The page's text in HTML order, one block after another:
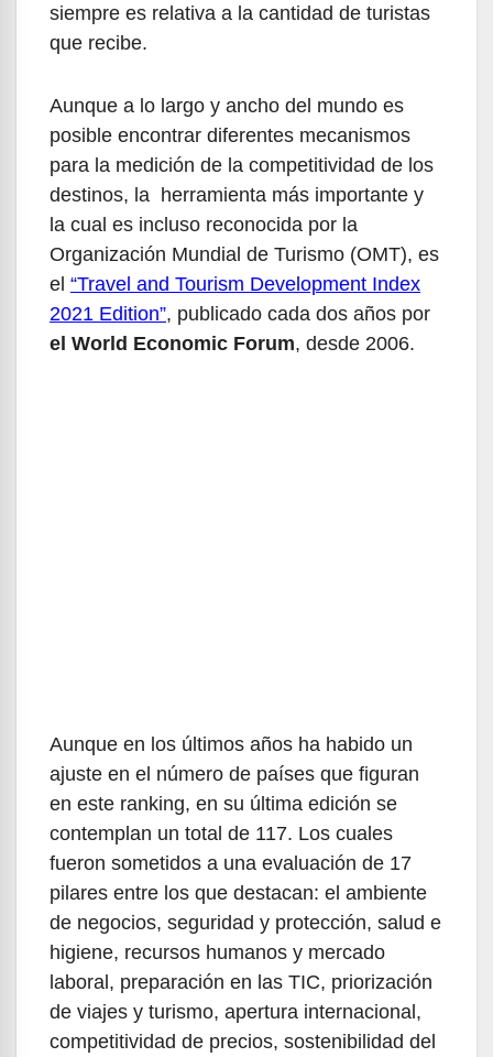
siempre es relativa a la cantidad de turistas
que recibe.
Aunque a lo largo y ancho del mundo es
posible encontrar diferentes mecanismos
para la medición de la competitividad de los
destinos, la herramienta más importante y
la cual es incluso reconocida por la
Organización Mundial de Turismo (OMT), es
el “Travel and Tourism Development Index
2021 Edition”, publicado cada dos años por
el World Economic Forum, desde 2006.
Aunque en los últimos años ha habido un
ajuste en el número de países que figuran
en este ranking, en su última edición se
contemplan un total de 117. Los cuales
fueron sometidos a una evaluación de 17
pilares entre los que destacan: el ambiente
de negocios, seguridad y protección, salud e
higiene, recursos humanos y mercado
laboral, preparación en las TIC, priorización
de viajes y turismo, apertura internacional,
competitividad de precios, sostenibilidad del